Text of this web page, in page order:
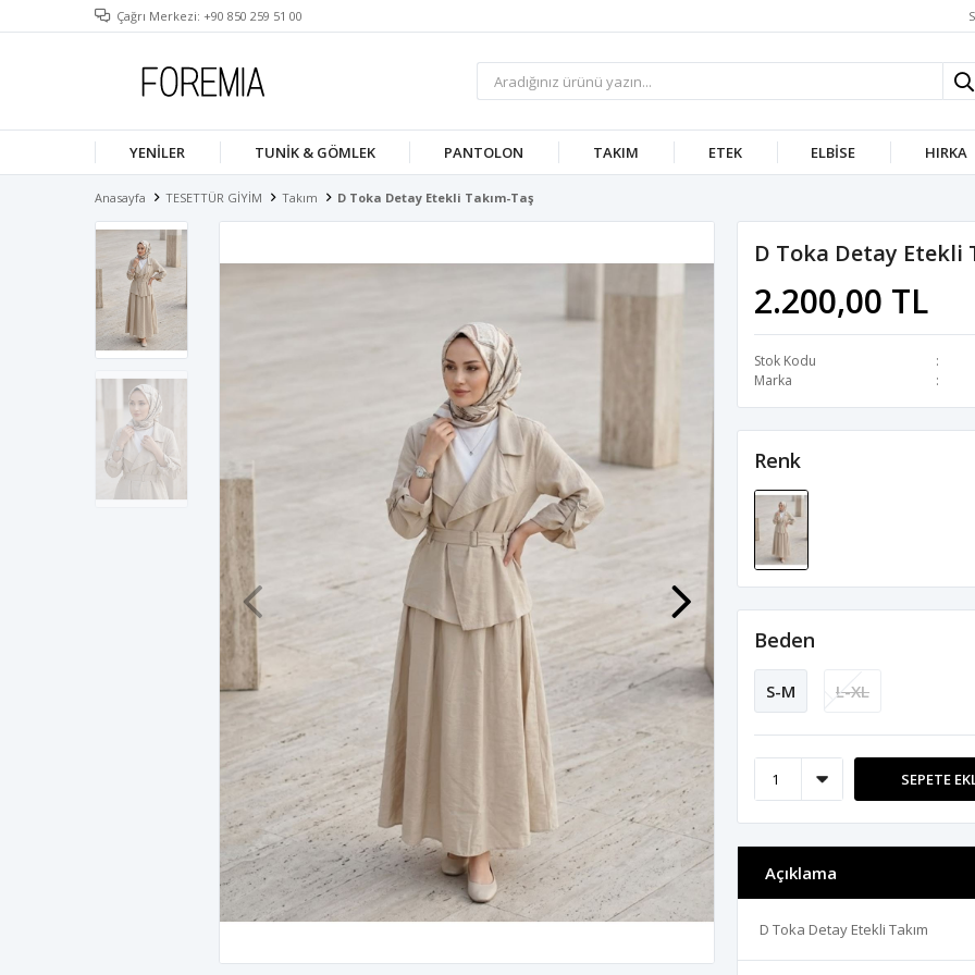
Çağrı Merkezi: +90 850 259 51 00
YENILER TUNIK & GÖMLEK PANTOLON TAKIM ETEK ELBISE HIRKA
Anasayfa TESETTÜR GİYİM Takım D Toka Detay Etekli Takım-Taş
D Toka Detay Etekli
2.200,00 TL
Stok Kodu
Marka
Renk
Beden
S-M L-XL
SEPETE
Açıklama
D Toka Detay Etekli Takım